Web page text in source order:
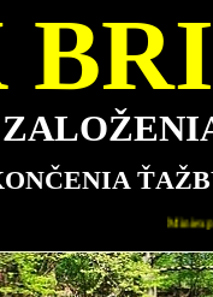
návštevníkov najbližšie otvorená